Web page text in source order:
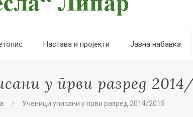
Настава и пројекти Јавна набавка
у први разред
Ученици уписани у први разред 2014/2015